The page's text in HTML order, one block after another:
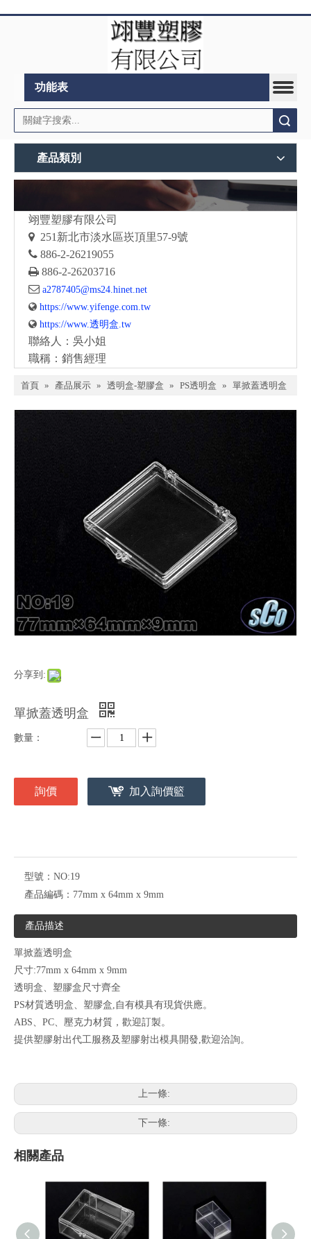
功能表
產品類別
翊豐塑膠有限公司
 251 新北市淡水區崁頂里57-9號
 886-2-26219055
 886-2-26203716
 a2787405@ms24.hinet.net
 https://www.yifenge.com.tw
 https://www.透明盒.tw
聯絡人：吳小姐
職稱：銷售經理
首頁 » 產品展示 » 透明盒-塑膠盒 » PS透明盒 » 單掀蓋透明盒
分享到:
單掀蓋透明盒
數量：
詢價 加入詢價籃
型號： NO:19
產品編碼： 77mm x 64mm x 9mm
產品描述
單掀蓋透明盒
尺寸:77mm x 64mm x 9mm
透明盒、塑膠盒尺寸齊全
PS材質透明盒、塑膠盒,自有模具有現貨供應。
ABS、PC、壓克力材質，歡迎訂製。
提供塑膠射出代工服務及塑膠射出模具開發,歡迎洽詢。
上一條:
下一條:
相關產品